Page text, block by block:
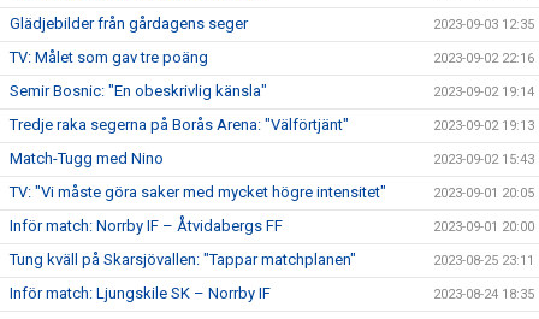
Glädjebilder från gårdagens seger 2023-09-03 12:35
TV: Målet som gav tre poäng 2023-09-02 22:16
Semir Bosnic: "En obeskrivlig känsla" 2023-09-02 19:14
Tredje raka segerna på Borås Arena: "Välförtjänt" 2023-09-02 19:13
Match-Tugg med Nino 2023-09-02 15:43
TV: "Vi måste göra saker med mycket högre intensitet" 2023-09-01 20:05
Inför match: Norrby IF – Åtvidabergs FF 2023-09-01 20:00
Tung kväll på Skarsjövallen: "Tappar matchplanen" 2023-08-25 23:11
Inför match: Ljungskile SK – Norrby IF 2023-08-24 18:35